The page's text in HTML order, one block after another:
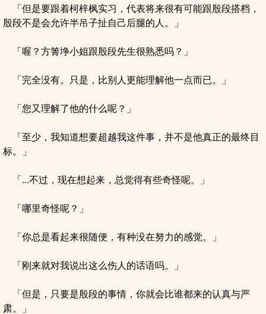
「但是要跟着柯梓枫实习，代表将来很有可能跟殷段搭档，
殷段不是会允许半吊子扯自己后腿的人。」
「喔？方箐埩小姐跟殷段先生很熟悉吗？」
「完全没有。只是，比别人更能理解他一点而已。」
「您又理解了他的什么呢？」
「至少，我知道想要超越我这件事，并不是他真正的最终目
标。」
「...不过，现在想起来，总觉得有些奇怪呢。」
「哪里奇怪呢？」
「你总是看起来很随便，有种没在努力的感觉。」
「刚来就对我说出这么伤人的话语吗。」
「但是，只要是殷段的事情，你就会比谁都来的认真与严
肃。」